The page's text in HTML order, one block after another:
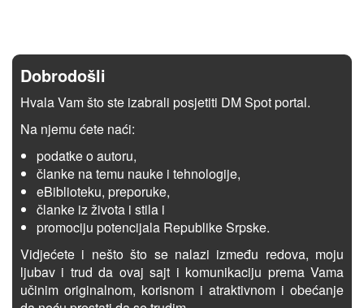
Dobrodošli
Hvala Vam što ste izabrali posjetiti DM Spot portal.
Na njemu ćete naći:
podatke o autoru,
članke na temu nauke i tehnologije,
eBiblioteku, preporuke,
članke iz života i stila i
promociju potencijala Republike Srpske.
Vidjećete i nešto što se nalazi između redova, moju
ljubav i trud da ovaj sajt i komunikaciju prema Vama
učinim originalnom, korisnom i atraktivnom i obećanje